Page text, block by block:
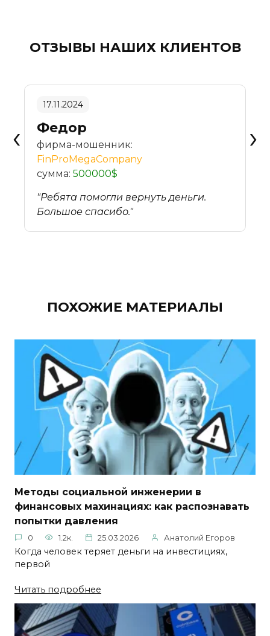
ОТЗЫВЫ НАШИХ КЛИЕНТОВ
17.11.2024
Федор
фирма-мошенник:
FinProMegaCompany
сумма: 500000$
"Ребята помогли вернуть деньги.
Большое спасибо."
‹ ›
ПОХОЖИЕ МАТЕРИАЛЫ
Методы социальной инженерии в
финансовых махинациях: как распознавать
попытки давления
0 1.2к. 25.03.2026 Анатолий Егоров
Когда человек теряет деньги на инвестициях,
первой
Читать подробнее